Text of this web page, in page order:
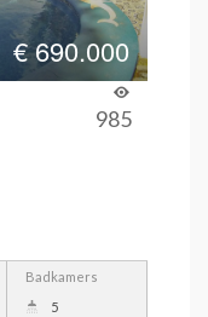
€690.000
985
Badkamers
5